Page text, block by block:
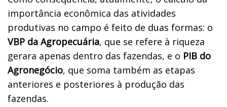
importância econômica das atividades
produtivas no campo é feito de duas formas: o
VBP da Agropecuária, que se refere à riqueza
gerara apenas dentro das fazendas, e o PIB do
Agronegócio, que soma também as etapas
anteriores e posteriores à produção das
fazendas.